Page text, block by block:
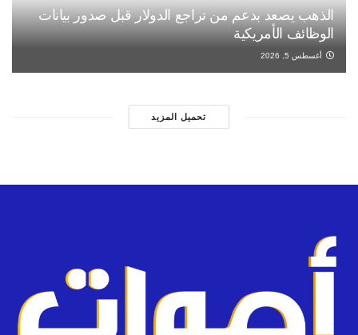
الذهب يصعد بدعم من تراجع الدولار قبل صدور بيانات
الوظائف الأمريكية
أغسطس 5, 2026
تحميل المزيد